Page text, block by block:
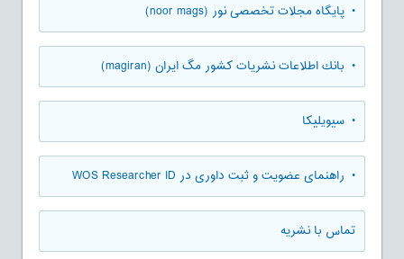
• پایگاه مجلات تخصصی نور (noor mags)
• بانك اطلاعات نشريات كشور مگ ايران (magiran)
• سیویلیکا
• راهنمای عضویت و ثبت داوری در WOS Researcher ID
تماس با نشریه